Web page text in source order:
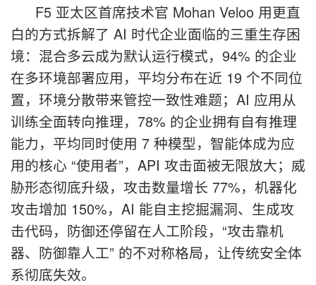
F5 亚太区首席技术官 Mohan Veloo 用更直
白的方式拆解了 AI 时代企业面临的三重生存困
境：混合多云成为默认运行模式，94% 的企业
在多环境部署应用，平均分布在近 19 个不同位
置，环境分散带来管控一致性难题；AI 应用从
训练全面转向推理，78% 的企业拥有自有推理
能力，平均同时使用 7 种模型，智能体成为应
用的核心 “使用者”，API 攻击面被无限放大；威
胁形态彻底升级，攻击数量增长 77%，机器化
攻击增加 150%，AI 能自主挖掘漏洞、生成攻
击代码，防御还停留在人工阶段，“攻击靠机
器、防御靠人工” 的不对称格局，让传统安全体
系彻底失效。